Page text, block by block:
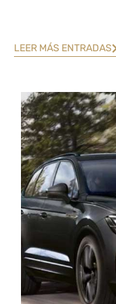
LEER MÁS ENTRADAS